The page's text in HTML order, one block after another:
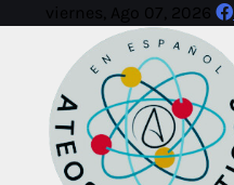
viernes, Ago 07, 2026